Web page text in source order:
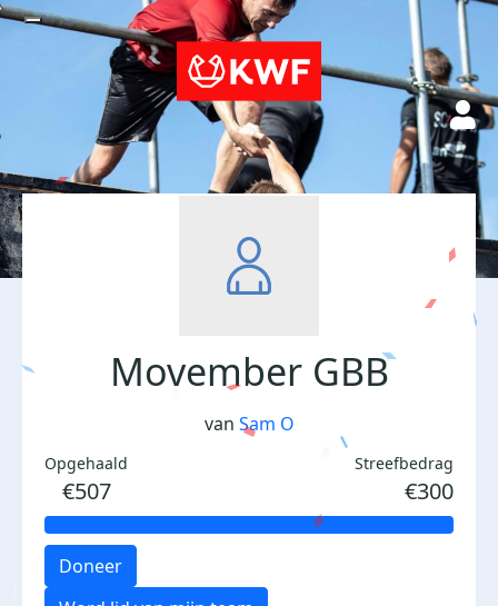
Movember GBB
van Sam O
Opgehaald
€507
Streefbedrag
€300
Doneer